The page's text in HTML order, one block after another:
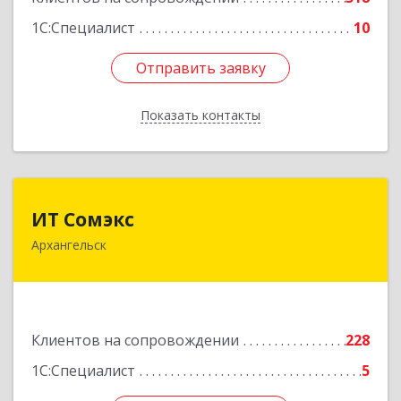
1С:Специалист
10
Отправить заявку
Показать контакты
Отправить заявку
Назад
ИТ Сомэкс
Архангельск
Клиентов на сопровождении
228
1С:Специалист
5
163001, Архангельская обл, Архангельск г,
Подробнее